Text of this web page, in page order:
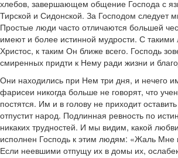
хлебов, завершающем общение Господа с
Тирской и Сидонской. За Господом следует
Простые люди часто отличаются большей
имеют и более истинной мудрости. С такими
Христос, к таким Он ближе всего. Господь
смиренных придти к Нему ради жизни и
Они находились при Нем три дня, и нечего
фарисеи никогда больше не говорят, что
постятся. Им и в голову не приходит
отпустит народ. Подлинная ревность по
никаких трудностей. И мы видим, какой
исполнен Господь к этим людям: «Жаль
Если неевшими отпущу их в домы их,